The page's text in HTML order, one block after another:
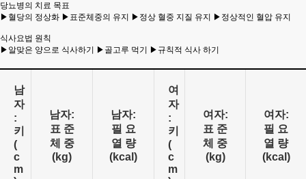
당뇨병의 치료 목표
▶혈당의 정상화 ▶표준체중의 유지 ▶정상 혈중 지질 유지 ▶정상적인 혈압 유지
식사요법 원칙
▶알맞은 양으로 식사하기 ▶골고루 먹기 ▶규칙적 식사 하기
남
자
:
키
(
c
m
남자:
표 준
체 중
(kg)
남자:
필 요
열 량
(kcal)
여
자
:
키
(
c
m
여자:
표 준
체 중
(kg)
여자:
필 요
열 량
(kcal)